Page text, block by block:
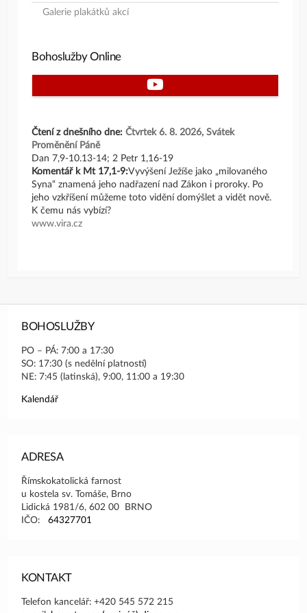
Galerie plakátků akcí
Bohoslužby Online
Čtení z dnešního dne:Čtvrtek 6. 8. 2026, Svátek
Proměnění Páně
Dan 7,9-10.13-14; 2 Petr 1,16-19
Komentář k Mt 17,1-9:Vyvýšení Ježíše jako „milovaného
Syna“ znamená jeho nadřazení nad Zákon i proroky. Po
jeho vzkříšení můžeme toto vidění domýšlet a vidět nově.
K čemu nás vybízí?
www.vira.cz
BOHOSLUŽBY
PO – PÁ: 7:00 a 17:30
SO: 17:30 (s nedělní platností)
NE: 7:45 (latinská), 9:00, 11:00 a 19:30
Kalendář
ADRESA
Římskokatolická farnost
u kostela sv. Tomáše, Brno
Lidická 1981/6, 602 00 BRNO
IČO:64327701
KONTAKT
Telefon kancelář: +420 545 572 215